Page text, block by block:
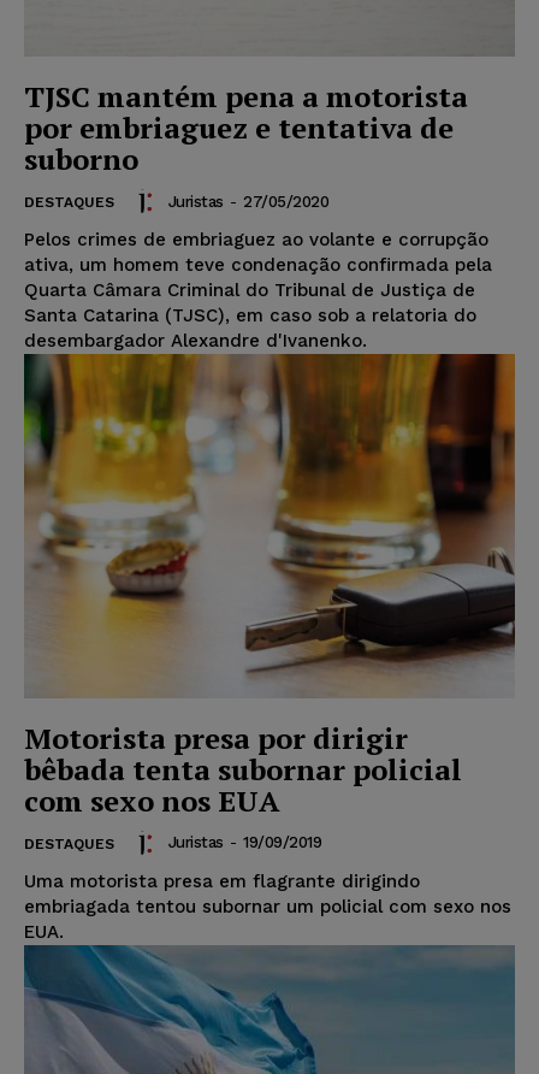
TJSC mantém pena a motorista
por embriaguez e tentativa de
suborno
DESTAQUES Juristas - 27/05/2020
Pelos crimes de embriaguez ao volante e corrupção
ativa, um homem teve condenação confirmada pela
Quarta Câmara Criminal do Tribunal de Justiça de
Santa Catarina (TJSC), em caso sob a relatoria do
desembargador Alexandre d'Ivanenko.
Motorista presa por dirigir
bêbada tenta subornar policial
com sexo nos EUA
DESTAQUES Juristas - 19/09/2019
Uma motorista presa em flagrante dirigindo
embriagada tentou subornar um policial com sexo nos
EUA.